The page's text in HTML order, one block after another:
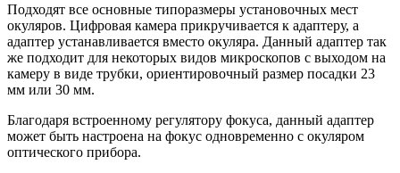
Подходят все основные типоразмеры установочных мест
окуляров. Цифровая камера прикручивается к адаптеру, а
адаптер устанавливается вместо окуляра. Данный адаптер так
же подходит для некоторых видов микроскопов с выходом на
камеру в виде трубки, ориентировочный размер посадки 23
мм или 30 мм.
Благодаря встроенному регулятору фокуса, данный адаптер
может быть настроена на фокус одновременно с окуляром
оптического прибора.